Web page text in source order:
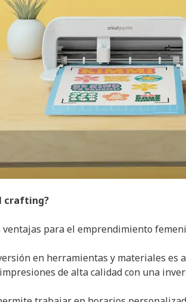
crafting?
para el emprendimiento
en herramientas y materiales es
de alta calidad con una